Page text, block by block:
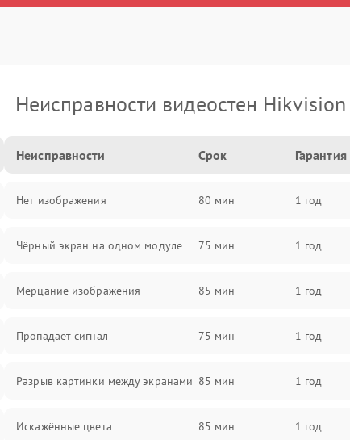
Неисправности видеостен Hikvision
Неисправности Срок Гарантия
Нет изображения 80 мин 1 год
Чёрный экран на одном модуле 75 мин 1 год
Мерцание изображения 85 мин 1 год
Пропадает сигнал 75 мин 1 год
Разрыв картинки между экранами 85 мин 1 год
Искажённые цвета 85 мин 1 год